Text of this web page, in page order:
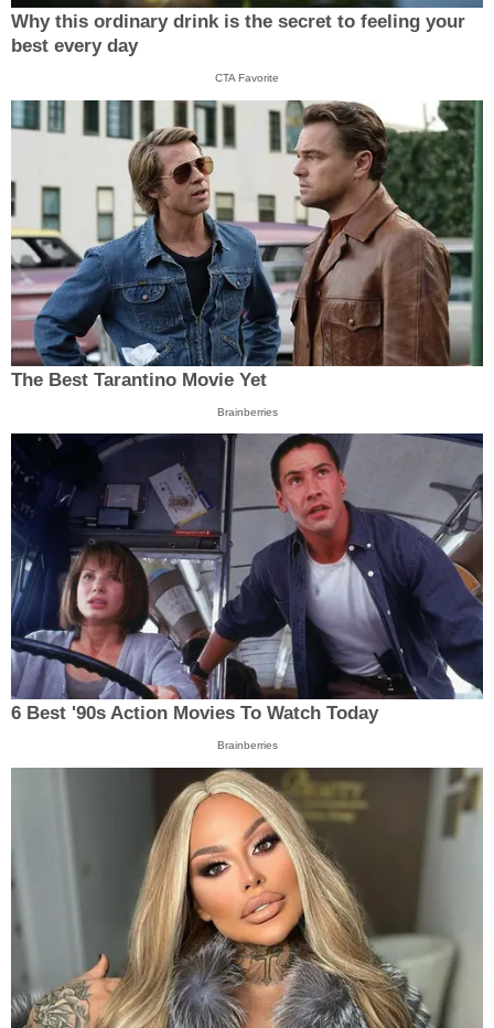
Why this ordinary drink is the secret to feeling your
best every day
CTA Favorite
The Best Tarantino Movie Yet
Brainberries
6 Best '90s Action Movies To Watch Today
Brainberries